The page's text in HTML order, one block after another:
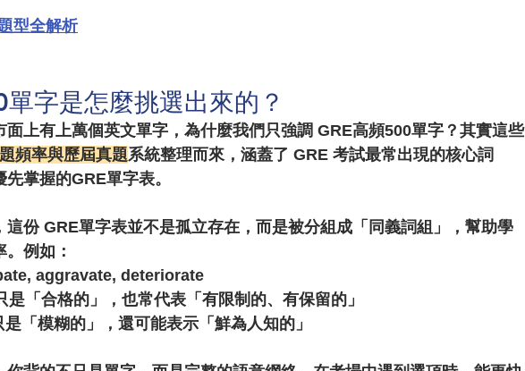
型全解析
字是怎麼挑選出來的？
面上有上萬個英文單字，為什麼我們只強調 GRE高頻500單字 ？其實這些
頻率與歷屆真題系統整理而來，涵蓋了 GRE 考試最常出現的核心詞
掌握的GRE單字表。
這份 GRE單字表並不是孤立存在，而是被分組成「同義詞組」，幫助學
例如：
aggravate, deteriorate
「合格的」，也常代表「有限制的、有保留的」
「模糊的」，還可能表示「鮮為人知的」